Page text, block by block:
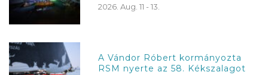
2026. Aug. 11 - 13.
A Vándor Róbert kormányozta
RSM nyerte az 58. Kékszalagot